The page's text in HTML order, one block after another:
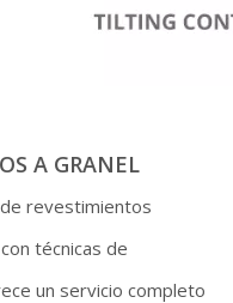
A GRANEL
revestimientos
técnicas de
un servicio completo